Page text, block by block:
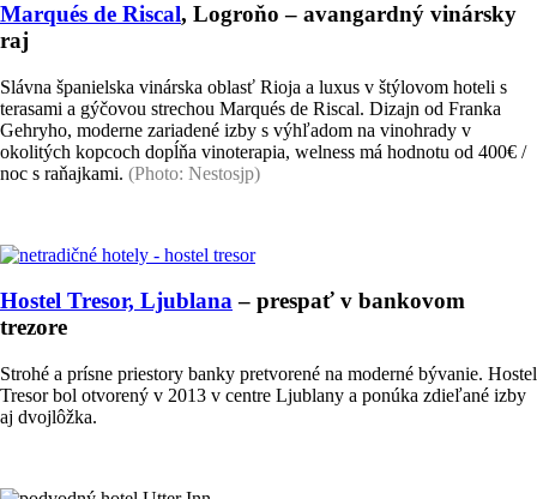
Marqués de Riscal, Logroňo – avangardný vinársky
raj
Slávna španielska vinárska oblasť Rioja a luxus v štýlovom hoteli s
terasami a gýčovou strechou Marqués de Riscal. Dizajn od Franka
Gehryho, moderne zariadené izby s výhľadom na vinohrady v
okolitých kopcoch dopĺňa vinoterapia, welness má hodnotu od 400€ /
noc s raňajkami. (Photo: Nestosjp)
Hostel Tresor, Ljublana– prespať v bankovom
trezore
Strohé a prísne priestory banky pretvorené na moderné bývanie. Hostel
Tresor bol otvorený v 2013 v centre Ljublany a ponúka zdieľané izby
aj dvojlôžka.